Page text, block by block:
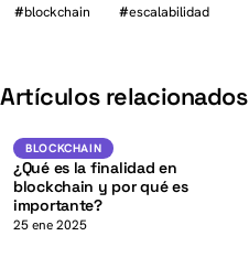
#blockchain #escalabilidad
Artículos relacionados
Blockchain K
BLOCKCHAIN
¿Qué es la finalidad en
blockchain y por qué es
importante?
25 ene 2025